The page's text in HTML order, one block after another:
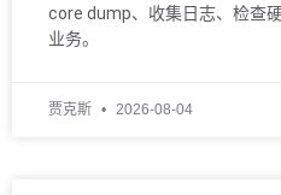
core dump、收集日志、检查
业务。
贾克斯 2026-08-04